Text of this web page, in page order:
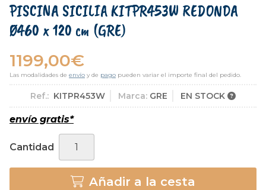
PISCINA SICILIA KITPR453W REDONDA
Ø460 x 120 cm (GRE)
1199,00€
Las modalidades de envío y de pago pueden variar el importe final del pedido.
Ref.: KITPR453W Marca: GRE EN STOCK
envío gratis*
Cantidad
Añadir a la cesta